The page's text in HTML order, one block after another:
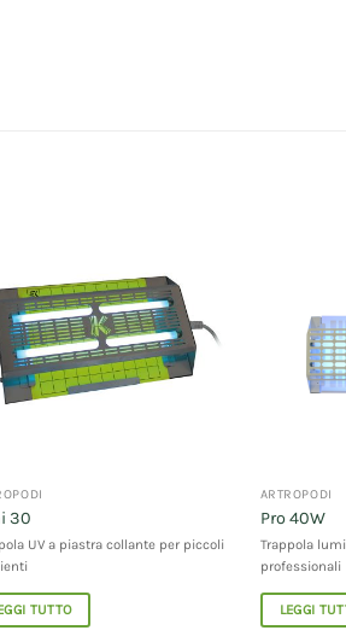
30
UV a piastra collante per piccoli
TUTTO
ARTROPODI
Pro 40W
Trappola
professionali
LEGGI